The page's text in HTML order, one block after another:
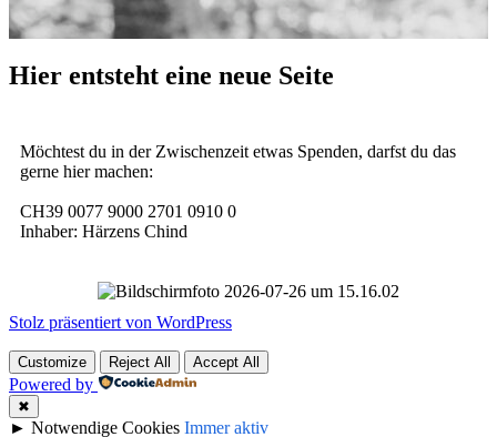
Hier entsteht eine neue Seite
Möchtest du in der Zwischenzeit etwas Spenden, darfst du das
gerne hier machen:
CH39 0077 9000 2701 0910 0
Inhaber: Härzens Chind
Stolz präsentiert von WordPress
Customize Reject All Accept All
Powered by
✖
► Notwendige Cookies Immer aktiv